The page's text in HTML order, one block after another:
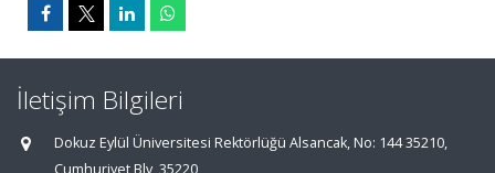
İletişim Bilgileri
Dokuz Eylül Üniversitesi Rektörlüğü Alsancak, No: 144 35210,
Cumhuriyet Blv, 35220